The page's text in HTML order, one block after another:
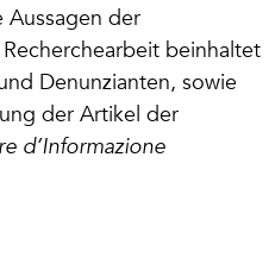
Aussagen der
beinhaltet
Denunzianten, sowie
der Artikel der
d’Informazione